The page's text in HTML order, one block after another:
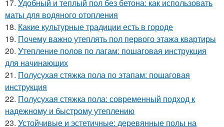
17. Удобный и теплый пол без бетона: как использовать
маты для водяного отопления
18. Какие культурные традиции есть в городе
19. Почему важно утеплять пол первого этажа квартиры
20. Утепление полов по лагам: пошаговая инструкция
для начинающих
21. Полусухая стяжка пола по этапам: пошаговая
инструкция
22. Полусухая стяжка пола: современный подход к
надежному и быстрому утеплению
23. Устойчивые и эстетичные: деревянные полы на